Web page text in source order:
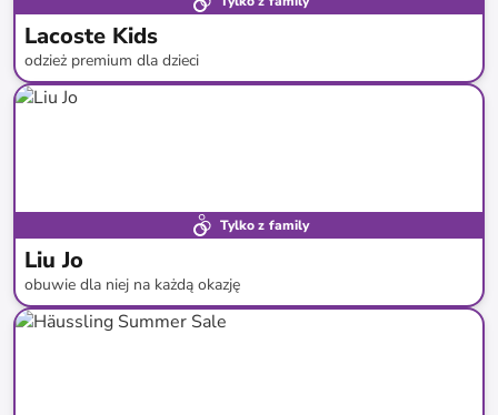
Lacoste Kids
odzież premium dla dzieci
do -46
Tylko z family
Liu Jo
obuwie dla niej na każdą okazję
do-60%*